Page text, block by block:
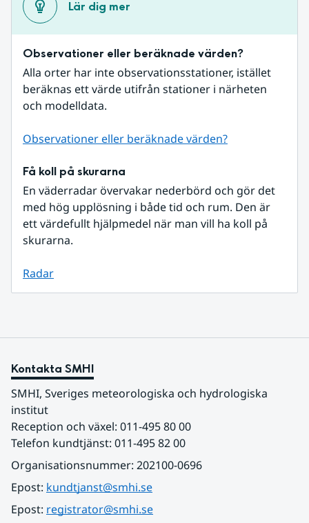
Lär dig mer
Observationer eller beräknade värden?
Alla orter har inte observationsstationer, istället
beräknas ett värde utifrån stationer i närheten
och modelldata.
Observationer eller beräknade värden?
Få koll på skurarna
En väderradar övervakar nederbörd och gör det
med hög upplösning i både tid och rum. Den är
ett värdefullt hjälpmedel när man vill ha koll på
skurarna.
Radar
Kontakta SMHI
SMHI, Sveriges meteorologiska och hydrologiska
institut
Reception och växel: 011-495 80 00
Telefon kundtjänst: 011-495 82 00
Organisationsnummer: 202100-0696
Epost: kundtjanst@smhi.se
Epost: registrator@smhi.se